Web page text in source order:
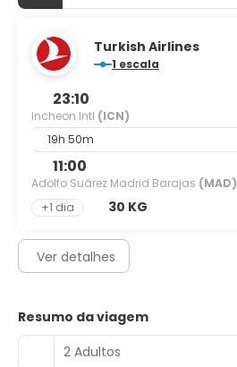
Turkish Airlines
1 escala
23:10
Incheon Intl (ICN)
19h 50m
11:00
Adolfo Suárez Madrid Barajas (MAD)
+1 dia
30 KG
Ver detalhes
Resumo da viagem
2 Adultos